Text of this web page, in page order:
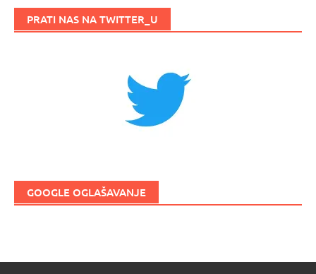
PRATI NAS NA TWITTER_U
GOOGLE OGLAŠAVANJE